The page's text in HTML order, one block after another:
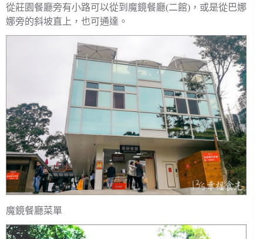
從莊園餐廳旁有小路可以從到魔鏡餐廳(二館)，或是從巴娜
娜旁的斜坡直上，也可通達。
魔鏡餐廳菜單